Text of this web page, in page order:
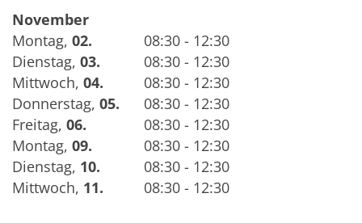
November
Montag, 02.
08:30 - 12:30
Dienstag, 03.
08:30 - 12:30
Mittwoch, 04.
08:30 - 12:30
Donnerstag, 05.
08:30 - 12:30
Freitag, 06.
08:30 - 12:30
Montag, 09.
08:30 - 12:30
Dienstag, 10.
08:30 - 12:30
Mittwoch, 11. 08:30 - 12:30